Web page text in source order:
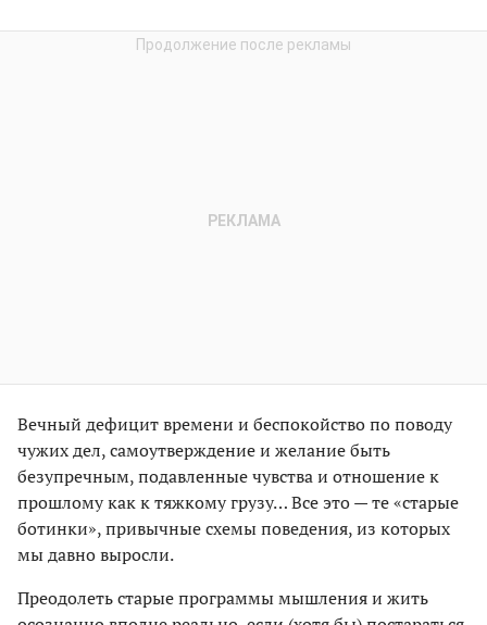
Вечный дефицит времени и беспокойство по поводу
чужих дел, самоутверждение и желание быть
безупречным, подавленные чувства и отношение к
прошлому как к тяжкому грузу… Все это — те «старые
ботинки», привычные схемы поведения, из которых
мы давно выросли.
Преодолеть старые программы мышления и жить